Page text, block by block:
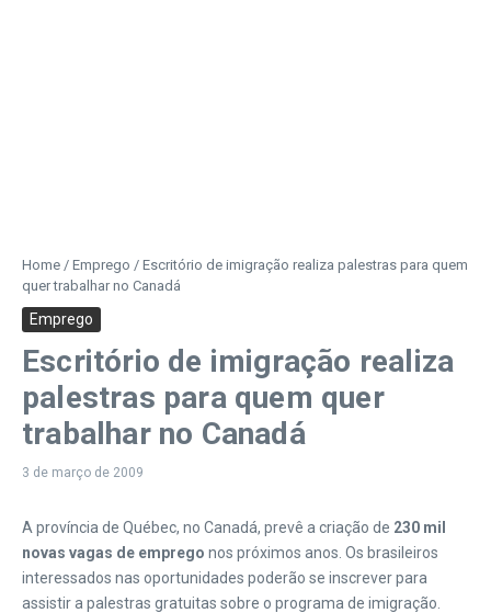
Home / Emprego / Escritório de imigração realiza palestras para quem
quer trabalhar no Canadá
Emprego
Escritório de imigração realiza
palestras para quem quer
trabalhar no Canadá
3 de março de 2009
A província de Québec, no Canadá, prevê a criação de 230 mil
novas vagas de emprego nos próximos anos. Os brasileiros
interessados nas oportunidades poderão se inscrever para
assistir a palestras gratuitas sobre o programa de imigração.